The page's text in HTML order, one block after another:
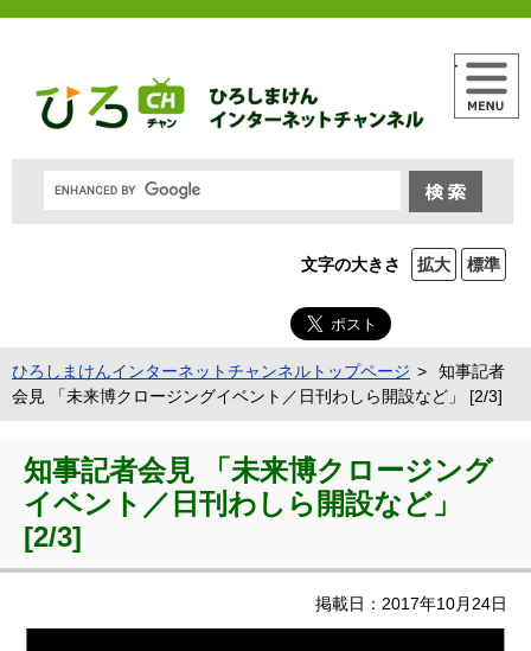
文字の大きさ 拡大 標準
メニュー
ひろしまけんインターネットチャンネルトップページ
知事記者
会見 「未来博クロージングイベント／日刊わしら開設など」 [2/3]
知事記者会見 「未来博クロージング
イベント／日刊わしら開設など」
[2/3]
掲載日：2017年10月24日